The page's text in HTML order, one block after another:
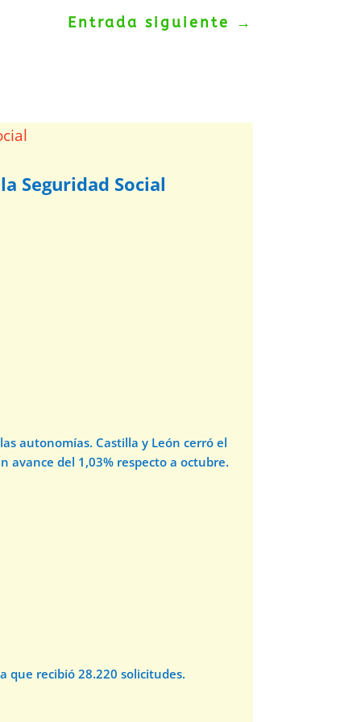
Entrada siguiente →
Seguridad Social
autonomías. Castilla y León cerró el
avance del 1,03% respecto a octubre.
que recibió 28.220 solicitudes.